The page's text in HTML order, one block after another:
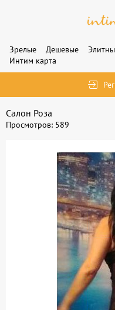
Зрелые Дешевые
Интим карта
Салон Роза
Просмотров: 589